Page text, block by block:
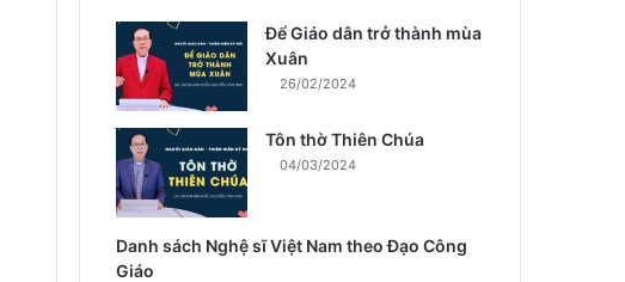
Để Giáo dân trở thành mùa
Xuân
26/02/2024
Tôn thờ Thiên Chúa
04/03/2024
Danh sách Nghệ sĩ Việt Nam theo Đạo Công
Giáo